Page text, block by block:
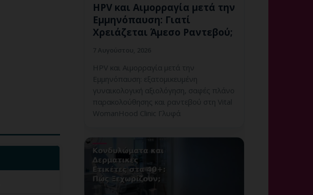
HPV και Αιμορραγία μετά την
Εμμηνόπαυση: Γιατί
Χρειάζεται Άμεσο Ραντεβού;
HPV και Αιμορραγία μετά την
Εμμηνόπαυση: εξατομικευμένη
γυναικολογική αξιολόγηση, σαφές πλάνο
παρακολούθησης και ραντεβού στη Vital
WomanHood Clinic Γλυφά